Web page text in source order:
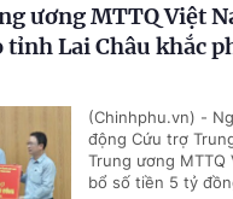
ương MTTQ Việt
tỉnh Lai Châu khắc
(Chinhphu.vn) -
động Cứu trợ
Trung ương MTTQ
bổ số tiền 5 tỷ